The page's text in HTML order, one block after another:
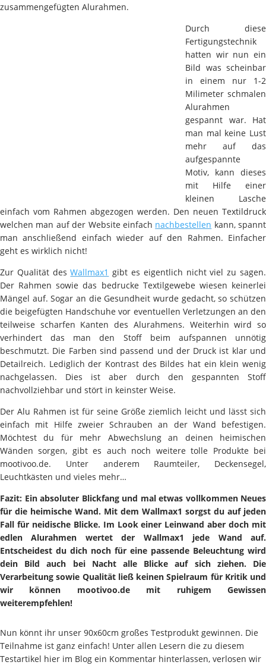
zusammengefügten Alurahmen.
Durch diese
Fertigungstechnik
hatten wir nun ein
Bild was scheinbar
in einem nur 1-2
Milimeter schmalen
Alurahmen
gespannt war. Hat
man mal keine Lust
mehr auf das
aufgespannte
Motiv, kann dieses
mit Hilfe einer
kleinen Lasche
einfach vom Rahmen abgezogen werden. Den neuen Textildruck
welchen man auf der Website einfach nachbestellen kann, spannt
man anschließend einfach wieder auf den Rahmen. Einfacher
geht es wirklich nicht!
Zur Qualität desWallmax1 gibt es eigentlich nicht viel zu sagen.
Der Rahmen sowie das bedrucke Textilgewebe wiesen keinerlei
Mängel auf. Sogar an die Gesundheit wurde gedacht, so schützen
die beigefügten Handschuhe vor eventuellen Verletzungen an den
teilweise scharfen Kanten des Alurahmens. Weiterhin wird so
verhindert das man den Stoff beim aufspannen unnötig
beschmutzt. Die Farben sind passend und der Druck ist klar und
Detailreich. Lediglich der Kontrast des Bildes hat ein klein wenig
nachgelassen. Dies ist aber durch den gespannten Stoff
nachvollziehbar und stört in keinster Weise.
Der Alu Rahmen ist für seine Größe ziemlich leicht und lässt sich
einfach mit Hilfe zweier Schrauben an der Wand befestigen.
Möchtest du für mehr Abwechslung an deinen heimischen
Wänden sorgen, gibt es auch noch weitere tolle Produkte bei
mootivoo.de. Unter anderem Raumteiler, Deckensegel,
Leuchtkästen und vieles mehr…
Fazit: Ein absoluter Blickfang und mal etwas vollkommen Neues
für die heimische Wand. Mit dem Wallmax1 sorgst du auf jeden
Fall für neidische Blicke. Im Look einer Leinwand aber doch mit
edlen Alurahmen wertet der Wallmax1 jede Wand auf.
Entscheidest du dich noch für eine passende Beleuchtung wird
dein Bild auch bei Nacht alle Blicke auf sich ziehen. Die
Verarbeitung sowie Qualität ließ keinen Spielraum für Kritik und
wir können mootivoo.de mit ruhigem Gewissen
weiterempfehlen!
Nun könnt ihr unser 90x60cm großes Testprodukt gewinnen. Die
Teilnahme ist ganz einfach! Unter allen Lesern die zu diesem
Testartikel hier im Blog ein Kommentar hinterlassen, verlosen wir